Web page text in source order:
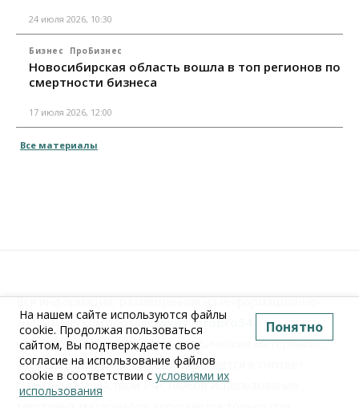
24 июля 2026, 10:30
Бизнес ПроБизнес
Новосибирская область вошла в топ регионов по
смертности бизнеса
17 июля 2026, 12:00
Все материалы
Вся информация, размещенная на информационно-
аналитическом порталеwww.Infopro54.ru(тексты,
иллюстрации, фотографии, графические материалы,
элементы дизайна, видео), охраняется в соответствии
с законодательством РФ. Любое использование
На нашем сайте используются файлы
cookie. Продолжая пользоваться
сайтом, Вы подтверждаете свое
согласие на использование файлов
cookie в соответствии с условиями их
использования
Понятно